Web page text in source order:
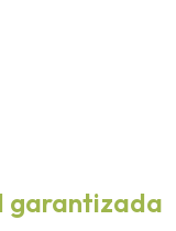
garantizada